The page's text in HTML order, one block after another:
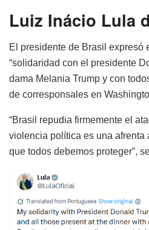
Luiz Inácio Lula
El presidente de Brasil expresó
“solidaridad con el presidente
dama Melania Trump y con
de corresponsales en
“Brasil repudia firmemente el
violencia política es una afrenta
que todos debemos proteger”,